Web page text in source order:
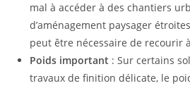
mal à accéder à des chantiers
d’aménagement paysager
peut être nécessaire de recourir
Poids important : Sur certains
travaux de finition délicate, le